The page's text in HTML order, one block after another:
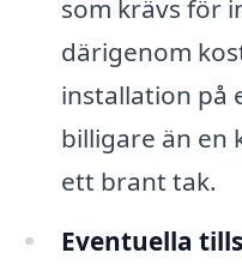
som krävs för
därigenom
installation på
billigare än en
ett brant tak.
Eventuella